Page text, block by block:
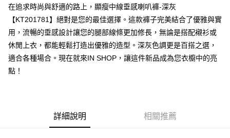
1.本服務由台灣大哥大提供，台灣大哥大用戶可立即使用無須另外申請。
2.付款方式選擇「大哥付你分期」，訂單成立後會自動跳轉到大哥付的交易
流程，驗證手機門號後，選擇欲分期的期數、繳款截止日，確認付款後即完
成交易。
3.實際核准額度、可分期數及費用金額請依後續交易確認頁面所載為準。
4.訂單成立30分鐘內，如未前往確認交易或遇審核未通過，訂單將自動取
法說明評估內容。
2.透過簡訊連結打開帳單後，可選擇「超商條碼／台灣大直營門市／銀行轉
帳／街口支付／iPASS MONEY」等通路繳費。
AFTEE先享後付
相關說明
【關於「AFTEE先享後付」】
AFTEE先享後付是「在收到商品之後才付款」的支付方式。 讓您購物簡單
便利好安心！
１．簡單：不需註冊會員、不需綁卡、不需儲值。
２．便利：只要手機號碼，簡訊認證，即可結帳。
結帳頁面，進行簡訊認證並確認金額後，即可完成結帳。
付款後全家取貨
每筆NT$60，滿NT$1,600(含以上)免運費
在追求時尚與舒適的路上，顯瘦中線垂感喇叭褲-深灰
【KT201781】絕對是您的最佳選擇。這款褲子完美結合了優雅與實
用，流暢的垂感設計讓您的腿部線條更加修長，無論是搭配襯衫或
休閒上衣，都能輕鬆打造出優雅的造型。深灰色調更是百搭之選，
適合各種場合。現在就來IN SHOP，讓這件新品成為您衣櫥中的亮
點！
詳細說明 相關推薦